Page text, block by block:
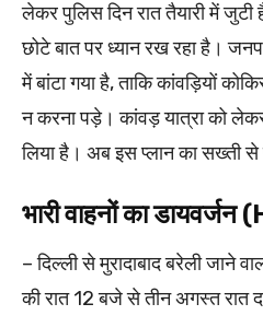
लेकर पुलिस दिन रात तैयारी में
छोटे बात पर ध्यान रख रहा है।
में बांटा गया है, ताकि कांवड़ियों
न करना पड़े। कांवड़ यात्रा को
लिया है। अब इस प्लान का सख्ती से
भारी वाहनों का
– दिल्ली से मुरादाबाद बरेली जाने
की रात 12 बजे से तीन अगस्त